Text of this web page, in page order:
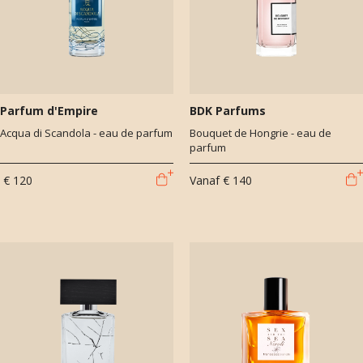
Parfum d'Empire
Acqua di Scandola - eau de parfum
€ 120
BDK Parfums
Bouquet de Hongrie - eau de
parfum
Vanaf € 140